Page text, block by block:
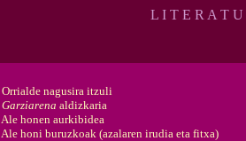
L I T E R A T
Orrialde nagusira itzuli
Garziarena aldizkaria
Ale honen aurkibidea
Ale honi buruzkoak (azalaren irudia eta fitxa)